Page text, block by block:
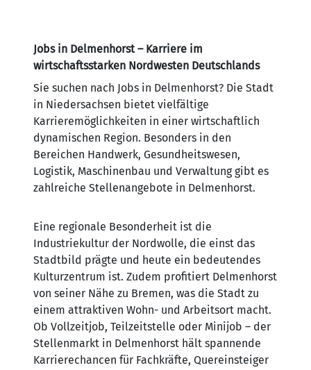
Jobs in Delmenhorst – Karriere im
wirtschaftsstarken Nordwesten Deutschlands
Sie suchen nach Jobs in Delmenhorst? Die Stadt
in Niedersachsen bietet vielfältige
Karrieremöglichkeiten in einer wirtschaftlich
dynamischen Region. Besonders in den
Bereichen Handwerk, Gesundheitswesen,
Logistik, Maschinenbau und Verwaltung gibt es
zahlreiche Stellenangebote in Delmenhorst.
Eine regionale Besonderheit ist die
Industriekultur der Nordwolle, die einst das
Stadtbild prägte und heute ein bedeutendes
Kulturzentrum ist. Zudem profitiert Delmenhorst
von seiner Nähe zu Bremen, was die Stadt zu
einem attraktiven Wohn- und Arbeitsort macht.
Ob Vollzeitjob, Teilzeitstelle oder Minijob – der
Stellenmarkt in Delmenhorst hält spannende
Karrierechancen für Fachkräfte, Quereinsteiger